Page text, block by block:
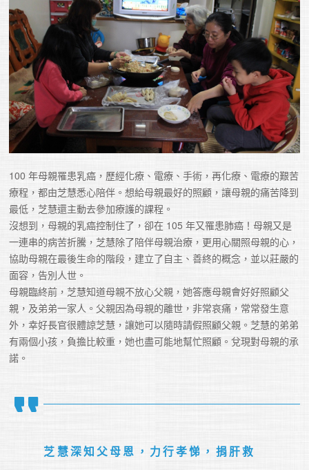
100 年母親罹患乳癌，歷經化療、電療、手術，再化療、電療的艱苦
療程，都由芝慧悉心陪伴。想給母親最好的照顧，讓母親的痛苦降到
最低，芝慧還主動去參加療護的課程。
沒想到，母親的乳癌控制住了，卻在 105 年又罹患肺癌！母親又是
一連串的病苦折騰，芝慧除了陪伴母親治療，更用心關照母親的心，
協助母親在最後生命的階段，建立了自主、善終的概念，並以莊嚴的
面容，告別人世。
母親臨終前，芝慧知道母親不放心父親，她答應母親會好好照顧父
親，及弟弟一家人。父親因為母親的離世，非常哀痛，常常發生意
外，幸好長官很體諒芝慧，讓她可以隨時請假照顧父親。芝慧的弟弟
有兩個小孩，負擔比較重，她也盡可能地幫忙照顧。兌現對母親的承
芝慧深知父母恩，力行孝悌，捐肝救